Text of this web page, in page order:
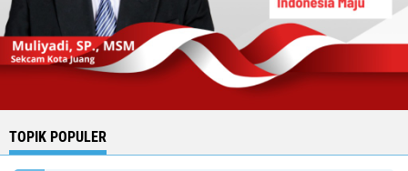
TOPIK POPULER